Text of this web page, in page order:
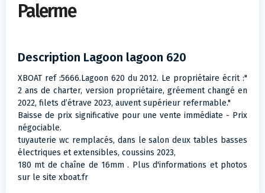
Palerme
Description Lagoon lagoon 620
XBOAT ref :5666.Lagoon 620 du 2012. Le propriétaire écrit :"
2 ans de charter, version propriétaire, gréement changé en
2022, filets d’étrave 2023, auvent supérieur refermable."
Baisse de prix significative pour une vente immédiate - Prix
négociable.
tuyauterie wc remplacés, dans le salon deux tables basses
électriques et extensibles, coussins 2023,
180 mt de chaîne de 16mm . Plus d'informations et photos
sur le site xboat.fr